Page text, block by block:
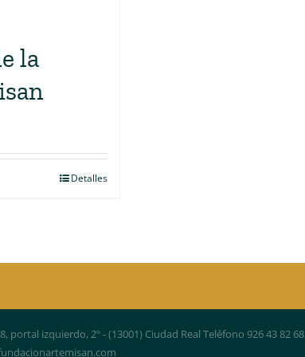
la
Detalles
portal izquierdo, 2º - (13001) Ciudad Real Teléfono 926 43 82 68